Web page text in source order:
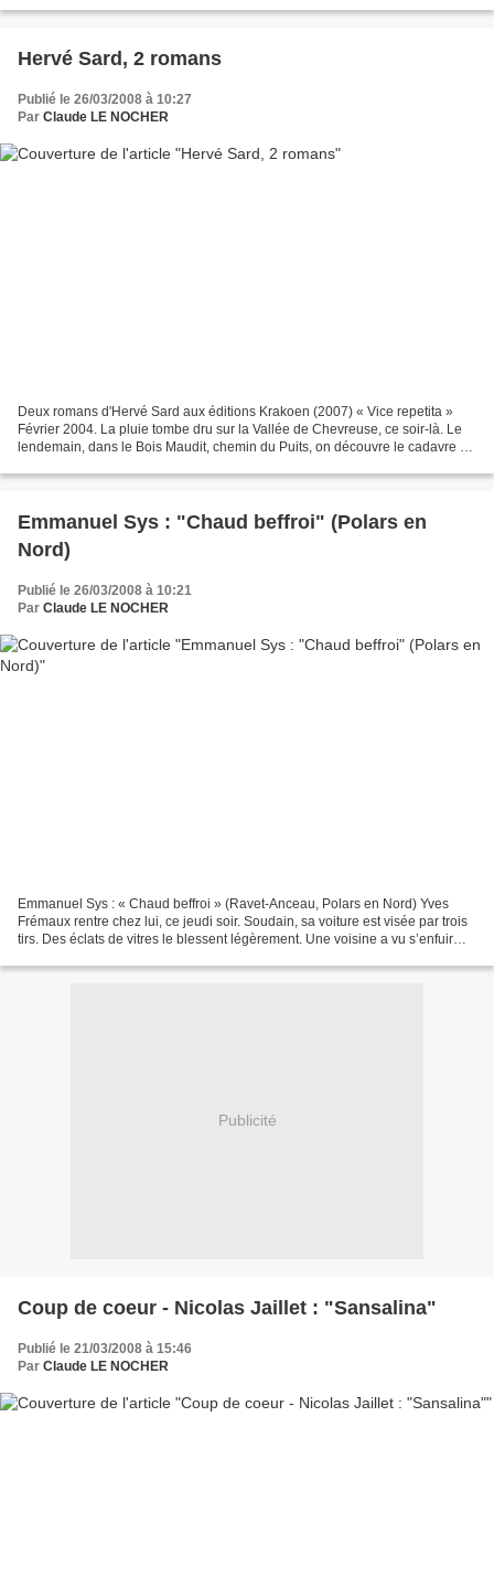
Hervé Sard, 2 romans
Publié le 26/03/2008 à 10:27
Par Claude LE NOCHER
Deux romans d'Hervé Sard aux éditions Krakoen (2007) « Vice repetita »
Février 2004. La pluie tombe dru sur la Vallée de Chevreuse, ce soir-là. Le
lendemain, dans le Bois Maudit, chemin du Puits, on découvre le cadavre de
Emmanuel Sys : "Chaud beffroi" (Polars en
Nord)
Publié le 26/03/2008 à 10:21
Par Claude LE NOCHER
Emmanuel Sys : « Chaud beffroi » (Ravet-Anceau, Polars en Nord) Yves
Frémaux rentre chez lui, ce jeudi soir. Soudain, sa voiture est visée par trois
tirs. Des éclats de vitres le blessent légèrement. Une voisine a vu s’enfuir
Publicité
Coup de coeur - Nicolas Jaillet : "Sansalina"
Publié le 21/03/2008 à 15:46
Par Claude LE NOCHER